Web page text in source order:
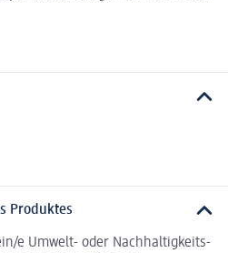
Produktes
e Umwelt- oder Nachhaltigkeits-